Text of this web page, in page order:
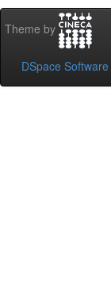
Theme by
DSpace Software